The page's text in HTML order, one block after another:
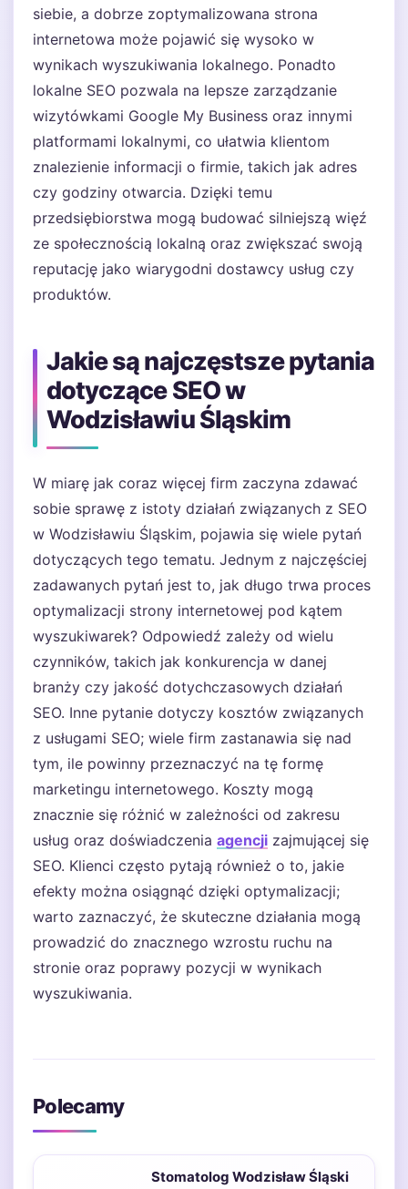
siebie, a dobrze zoptymalizowana strona
internetowa może pojawić się wysoko w
wynikach wyszukiwania lokalnego. Ponadto
lokalne SEO pozwala na lepsze zarządzanie
wizytówkami Google My Business oraz innymi
platformami lokalnymi, co ułatwia klientom
znalezienie informacji o firmie, takich jak adres
czy godziny otwarcia. Dzięki temu
przedsiębiorstwa mogą budować silniejszą więź
ze społecznością lokalną oraz zwiększać swoją
reputację jako wiarygodni dostawcy usług czy
produktów.
Jakie są najczęstsze pytania
dotyczące SEO w
Wodzisławiu Śląskim
W miarę jak coraz więcej firm zaczyna zdawać
sobie sprawę z istoty działań związanych z SEO
w Wodzisławiu Śląskim, pojawia się wiele pytań
dotyczących tego tematu. Jednym z najczęściej
zadawanych pytań jest to, jak długo trwa proces
optymalizacji strony internetowej pod kątem
wyszukiwarek? Odpowiedź zależy od wielu
czynników, takich jak konkurencja w danej
branży czy jakość dotychczasowych działań
SEO. Inne pytanie dotyczy kosztów związanych
z usługami SEO; wiele firm zastanawia się nad
tym, ile powinny przeznaczyć na tę formę
marketingu internetowego. Koszty mogą
znacznie się różnić w zależności od zakresu
usług oraz doświadczenia agencji zajmującej się
SEO. Klienci często pytają również o to, jakie
efekty można osiągnąć dzięki optymalizacji;
warto zaznaczyć, że skuteczne działania mogą
prowadzić do znacznego wzrostu ruchu na
stronie oraz poprawy pozycji w wynikach
wyszukiwania.
Polecamy
Stomatolog Wodzisław Śląski